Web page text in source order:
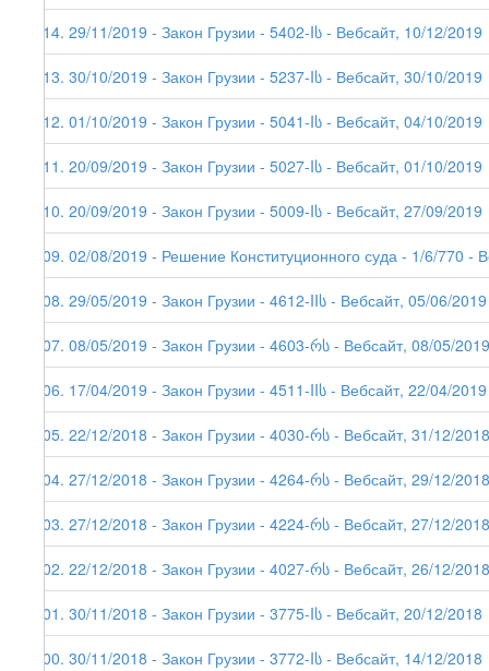
214. 29/11/2019 - Закон Грузии - 5402-Iს - Вебсайт, 10/12/2019
213. 30/10/2019 - Закон Грузии - 5237-Iს - Вебсайт, 30/10/2019
212. 01/10/2019 - Закон Грузии - 5041-Iს - Вебсайт, 04/10/2019
211. 20/09/2019 - Закон Грузии - 5027-Iს - Вебсайт, 01/10/2019
210. 20/09/2019 - Закон Грузии - 5009-Iს - Вебсайт, 27/09/2019
209. 02/08/2019 - Решение Конституционного суда - 1/6/770 -
208. 29/05/2019 - Закон Грузии - 4612-IIს - Вебсайт, 05/06/2019
207. 08/05/2019 - Закон Грузии - 4603-რს - Вебсайт, 08/05/2019
206. 17/04/2019 - Закон Грузии - 4511-IIს - Вебсайт, 22/04/2019
205. 22/12/2018 - Закон Грузии - 4030-რს - Вебсайт, 31/12/2018
204. 27/12/2018 - Закон Грузии - 4264-რს - Вебсайт, 29/12/2018
203. 27/12/2018 - Закон Грузии - 4224-რს - Вебсайт, 27/12/2018
202. 22/12/2018 - Закон Грузии - 4027-რს - Вебсайт, 26/12/2018
201. 30/11/2018 - Закон Грузии - 3775-Iს - Вебсайт, 20/12/2018
200. 30/11/2018 - Закон Грузии - 3772-Iს - Вебсайт, 14/12/2018